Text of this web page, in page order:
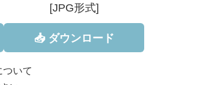
[JPG形式]
📥 ダウンロード
いて